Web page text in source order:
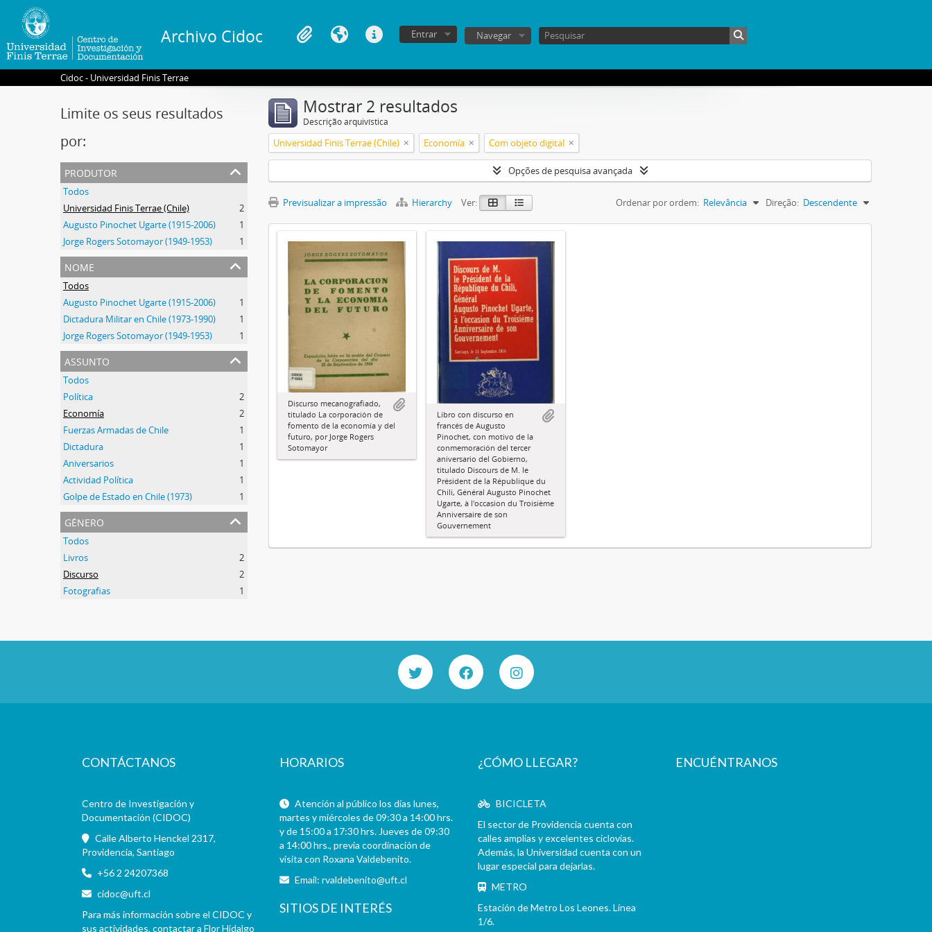
Archivo Cidoc Entrar Navegar
Cidoc - Universidad Finis Terrae
Limite os seus resultados
por:
produtor
Todos
Universidad Finis Terrae (Chile)
2
Augusto Pinochet Ugarte (1915-2006)
1
Jorge Rogers Sotomayor (1949-1953)
1
nome
Todos
Augusto Pinochet Ugarte (1915-2006)
1
Dictadura Militar en Chile (1973-1990)
1
Jorge Rogers Sotomayor (1949-1953)
1
assunto
Todos
Política
2
Economía
2
Fuerzas Armadas de Chile
1
Dictadura
1
Aniversarios
1
Actividad Política
1
Golpe de Estado en Chile (1973)
1
género
Todos
Livros
2
Discurso
2
Fotografias
1
Mostrar 2 resultados
Descrição arquivística
Universidad Finis Terrae (Chile) Economía Com objeto digital
Opções de pesquisa avançada
Previsualizar a impressão Hierarchy Ver: Ordenar por ordem: Relevância Direção: Descendente
Discurso mecanografiado,
titulado La corporación de
fomento de la economía y del
futuro, por Jorge Rogers
Sotomayor
Libro con discurso en
francés de Augusto
Pinochet, con motivo de la
conmemoración del tercer
aniversario del Gobierno,
titulado Discours de M. le
Président de la République du
Chilí, Général Augusto Pinochet
Ugarte, à l'occasion du Troisième
Anniversaire de son
Gouvernement
CONTÁCTANOS
Centro de Investigación y
Documentación (CIDOC)
Calle Alberto Henckel 2317,
Providencia, Santiago
+56 2 24207368
cidoc@uft.cl
Para más información sobre el CIDOC y
sus actividades, contactar a Flor Hidalgo
HORARIOS
Atención al público los días lunes,
martes y miércoles de 09:30 a 14:00 hrs.
y de 15:00 a 17:30 hrs. Jueves de 09:30
a 14:00 hrs., previa coordinación de
visita con Roxana Valdebenito.
Email:rvaldebenito@uft.cl
SITIOS DE INTERÉS
¿CÓMO LLEGAR?
BICICLETA
El sector de Providencia cuenta con
calles amplias y excelentes ciclovías.
Además, la Universidad cuenta con un
lugar especial para dejarlas.
METRO
Estación de Metro Los Leones. Línea
1/6.
ENCUÉNTRANOS